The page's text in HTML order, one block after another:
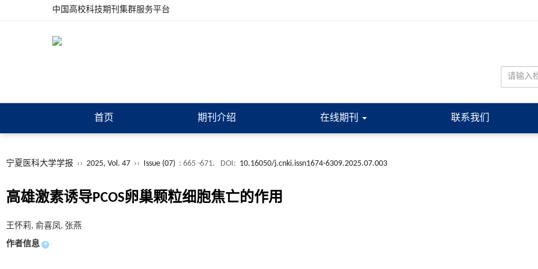
中国高校科技期刊集群服务平台
首页 期刊介绍 在线期刊 联系我们
宁夏医科大学学报 ›› 2025, Vol. 47 ›› Issue (07) : 665 -671. DOI: 10.16050/j.cnki.issn1674-6309.2025.07.003
高雄激素诱导PCOS卵巢颗粒细胞焦亡的作用
王怀莉, 俞喜凤, 张燕
作者信息 +